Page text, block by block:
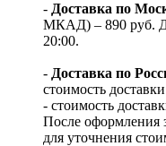
- Доставка по
МКАД) – 890 руб.
20:00.
- Доставка по
стоимость
- стоимость
После оформления
для уточнения